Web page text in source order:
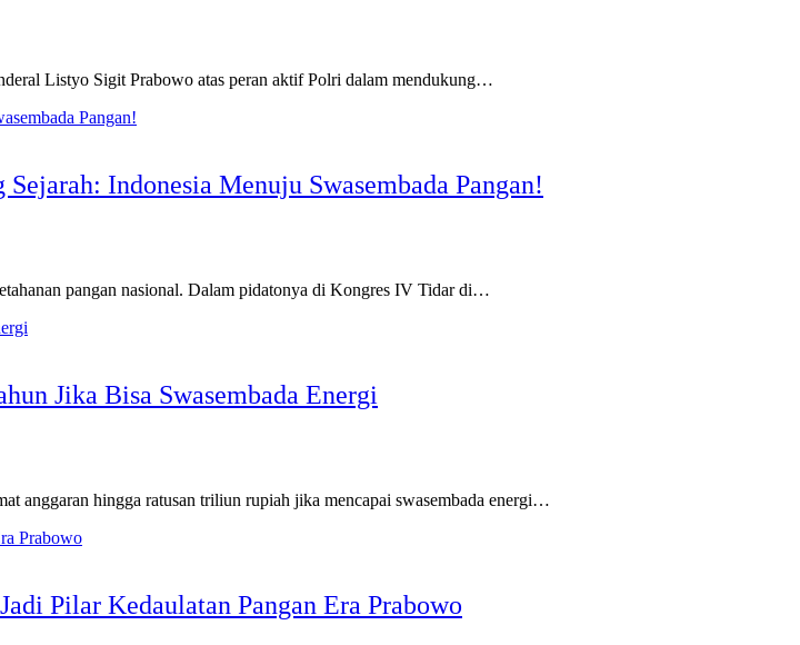
Listyo Sigit Prabowo atas peran aktif Polri dalam mendukung…
Indonesia Menuju Swasembada Pangan!
pangan nasional. Dalam pidatonya di Kongres IV Tidar di…
Jika Bisa Swasembada Energi
anggaran hingga ratusan triliun rupiah jika mencapai swasembada energi…
Pilar Kedaulatan Pangan Era Prabowo